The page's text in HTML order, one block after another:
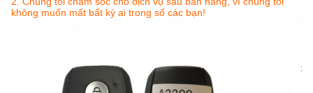
không muốn mất bất kỳ ai trong số các bạn!